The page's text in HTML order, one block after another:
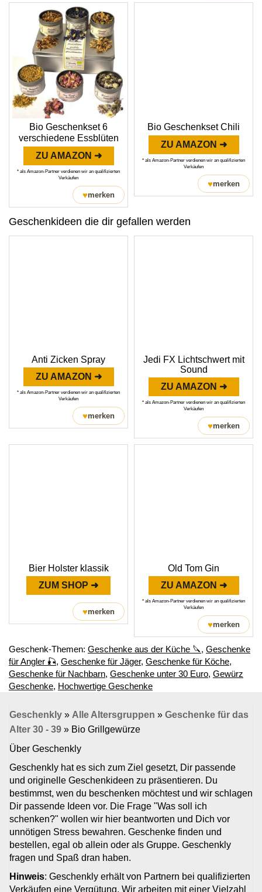
Bio Geschenkset 6
verschiedene Essblüten
ZU AMAZON ➜
* als Amazon-Partner verdienen wir an qualifizierten
Verkäufen
♥merken
Bio Geschenkset Chili
ZU AMAZON ➜
* als Amazon-Partner verdienen wir an qualifizierten
Verkäufen
♥merken
Geschenkideen die dir gefallen werden
Anti Zicken Spray
ZU AMAZON ➜
* als Amazon-Partner verdienen wir an qualifizierten
Verkäufen
♥merken
Jedi FX Lichtschwert mit
Sound
ZU AMAZON ➜
* als Amazon-Partner verdienen wir an qualifizierten
Verkäufen
♥merken
Bier Holster klassik
ZUM SHOP ➜
♥merken
Old Tom Gin
ZU AMAZON ➜
* als Amazon-Partner verdienen wir an qualifizierten
Verkäufen
♥merken
Geschenk-Themen: Geschenke aus der Küche 🔪, Geschenke
für Angler 🎣, Geschenke für Jäger, Geschenke für Köche,
Geschenke für Nachbarn, Geschenke unter 30 Euro, Gewürz
Geschenke, Hochwertige Geschenke
Geschenkly » Alle Altersgruppen » Geschenke für das
Alter 30 - 39 » Bio Grillgewürze
Über Geschenkly
Geschenkly hat es sich zum Ziel gesetzt, Dir passende
und originelle Geschenkideen zu präsentieren. Du
bestimmst, wen du beschenken möchtest und wir schlagen
Dir passende Ideen vor. Die Frage "Was soll ich
schenken?" wollen wir hier beantworten und Dich vor
unnötigen Stress bewahren. Geschenke finden und
bestellen, egal ob allein oder als Gruppe. Geschenkly
fragen und Spaß dran haben.
Hinweis: Geschenkly erhält von Partnern bei qualifizierten
Verkäufen eine Vergütung. Wir arbeiten mit einer Vielzahl